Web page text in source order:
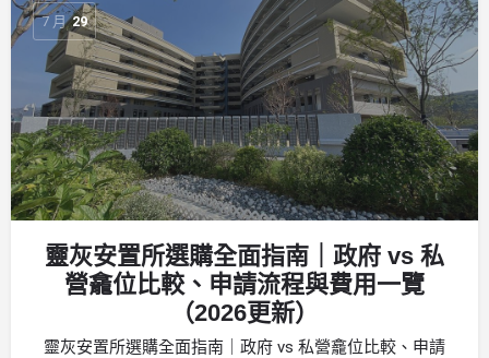
7 月 29
靈灰安置所選購全面指南｜政府 vs 私
營龕位比較、申請流程與費用一覽
（2026更新）
靈灰安置所選購全面指南｜政府 vs 私營龕位比較、申請